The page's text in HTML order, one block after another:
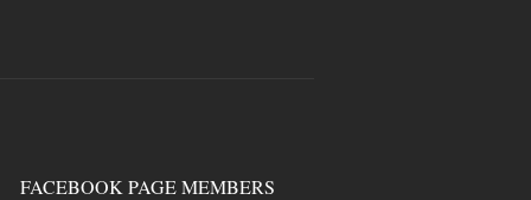
FACEBOOK PAGE MEMBERS